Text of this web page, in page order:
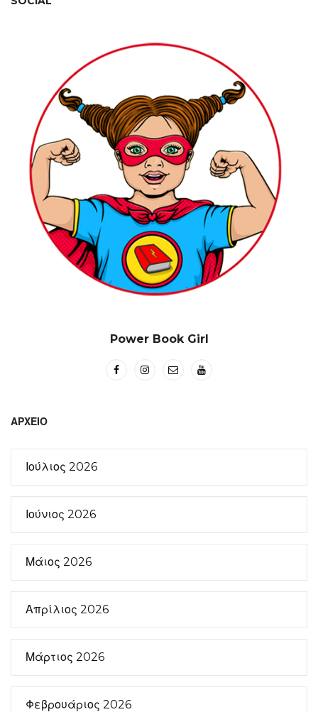
Power Book Girl
ΑΡΧΕΊΟ
Ιούλιος 2026
Ιούνιος 2026
Μάιος 2026
Απρίλιος 2026
Μάρτιος 2026
Φεβρουάριος 2026